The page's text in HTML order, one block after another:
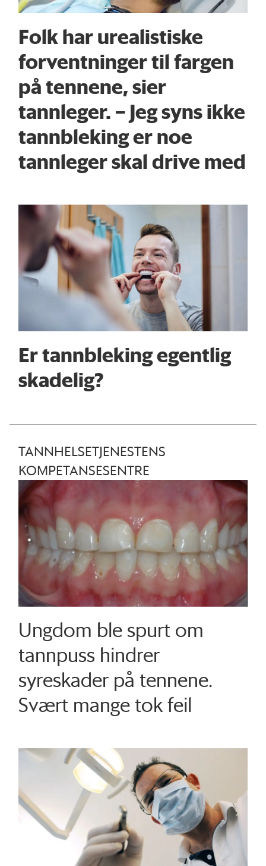
Folk har urealistiske
forventninger til fargen
på tennene, sier
tannleger. – Jeg syns ikke
tannbleking er noe
tannleger skal drive med
Er tannbleking egentlig
skadelig?
TANNHELSETJENESTENS
KOMPETANSESENTRE
Ungdom ble spurt om
tannpuss hindrer
syreskader på tennene.
Svært mange tok feil